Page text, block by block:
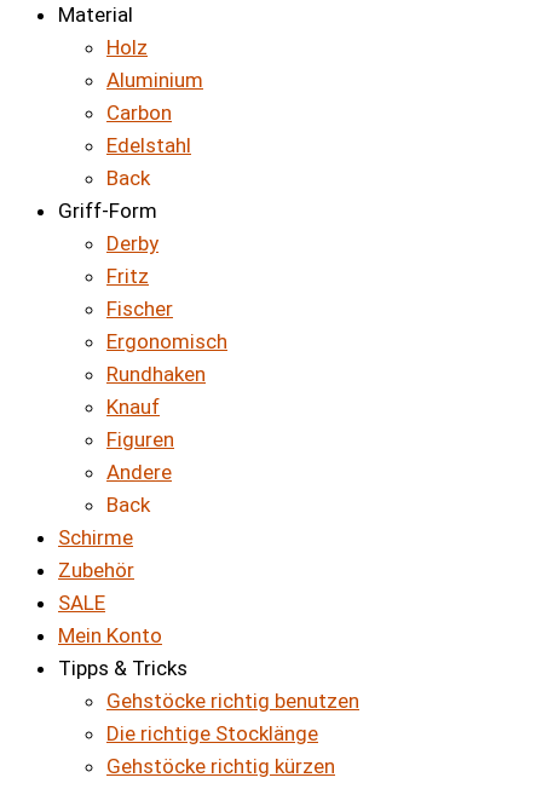
Material
Holz
Aluminium
Carbon
Edelstahl
Back
Griff-Form
Derby
Fritz
Fischer
Ergonomisch
Rundhaken
Knauf
Figuren
Andere
Back
Schirme
Zubehör
SALE
Mein Konto
Tipps & Tricks
Gehstöcke richtig benutzen
Die richtige Stocklänge
Gehstöcke richtig kürzen